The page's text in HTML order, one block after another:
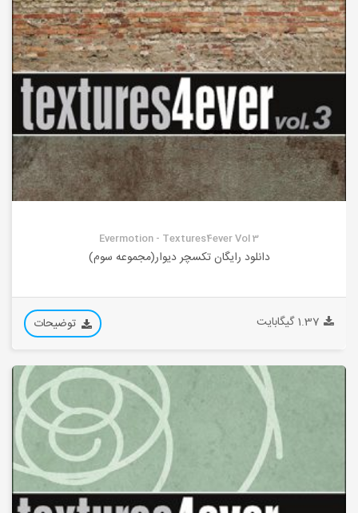
Evermotion - Textures4ever Vol 3
دانلود رایگان تکسچر دیوار(مجموعه سوم)
1.37 گیگابایت توضیحات